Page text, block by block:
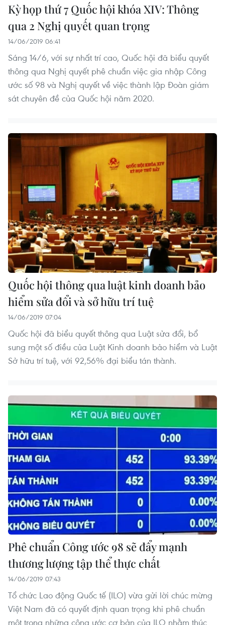
Kỳ họp thứ 7 Quốc hội khóa XIV: Thông
qua 2 Nghị quyết quan trọng
14/06/2019 06:41
Sáng 14/6, với sự nhất trí cao, Quốc hội đã biểu quyết
thông qua Nghị quyết phê chuẩn việc gia nhập Công
ước số 98 và Nghị quyết về việc thành lập Đoàn giám
sát chuyên đề của Quốc hội năm 2020.
Quốc hội thông qua luật kinh doanh bảo
hiểm sửa đổi và sở hữu trí tuệ
14/06/2019 07:04
Quốc hội đã biểu quyết thông qua Luật sửa đổi, bổ
sung một số điều của Luật Kinh doanh bảo hiểm và Luật
Sở hữu trí tuệ, với 92,56% đại biểu tán thành.
Phê chuẩn Công ước 98 sẽ đẩy mạnh
thương lượng tập thể thực chất
14/06/2019 07:43
Tổ chức Lao động Quốc tế (ILO) vừa gửi lời chúc mừng
Việt Nam đã có quyết định quan trọng khi phê chuẩn
một trong những công ước cơ bản của ILO nhằm thúc